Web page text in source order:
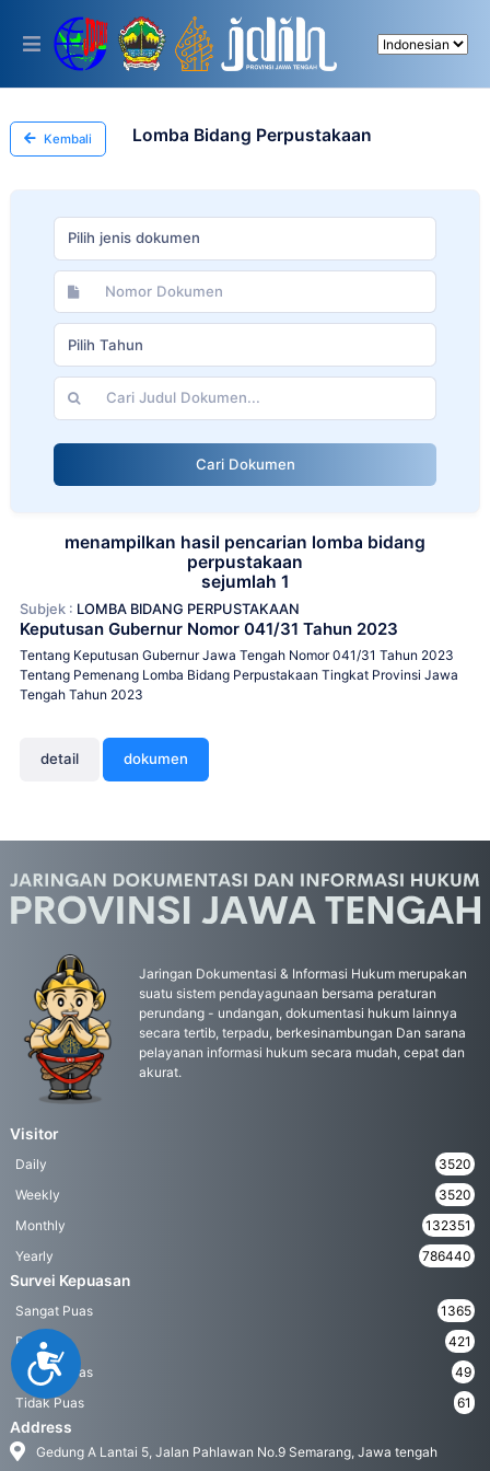
This
includes
accessibility
system.
Accessibility
Kembali Lomba Bidang Perpustakaan
Pilih jenis dokumen
Pilih Tahun
Cari Dokumen
menampilkan hasil pencarian lomba bidang
perpustakaan
sejumlah 1
Subjek : LOMBA BIDANG PERPUSTAKAAN
Keputusan Gubernur Nomor 041/31 Tahun 2023
Tentang Keputusan Gubernur Jawa Tengah Nomor 041/31 Tahun 2023
Tentang Pemenang Lomba Bidang Perpustakaan Tingkat Provinsi Jawa
Tengah Tahun 2023
detail dokumen
Jaringan Dokumentasi & Informasi Hukum merupakan
suatu sistem pendayagunaan bersama peraturan
perundang - undangan, dokumentasi hukum lainnya
secara tertib, terpadu, berkesinambungan Dan sarana
pelayanan informasi hukum secara mudah, cepat dan
akurat.
Visitor
Daily
3520
Weekly
3520
Monthly
132351
Yearly
786440
Survei Kepuasan
Sangat Puas
1365
Puas
421
Kurang Puas
49
Tidak Puas
61
Address
Gedung A Lantai 5, Jalan Pahlawan No.9 Semarang, Jawa tengah